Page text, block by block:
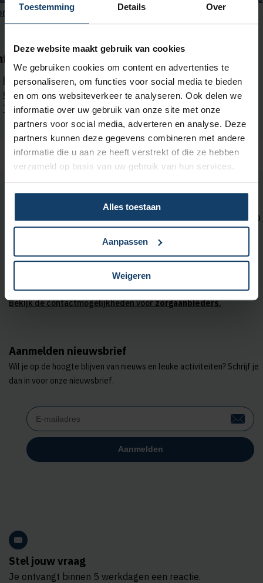
Toestemming Details Over
Deze website maakt gebruik van cookies
We gebruiken cookies om content en advertenties te
personaliseren, om functies voor social media te bieden
en om ons websiteverkeer te analyseren. Ook delen we
informatie over uw gebruik van onze site met onze
partners voor social media, adverteren en analyse. Deze
partners kunnen deze gegevens combineren met andere
informatie die u aan ze heeft verstrekt of die ze hebben
verzameld op basis van uw gebruik van hun services.
Alles toestaan
Aanpassen
Weigeren
vind je in onzetarievenlijsten 2025.
over 2024
Polisvoorwaarden 2024
Overzicht vergoedingen 2024
Tarievenlijsten voor 2024
Neem contact met ons op
Wij zijn bereikbaar op maandag t/m vrijdag tussen 08:00 en 18:00
uur.
MetKPN Teletolkkun je ons bereikenin gebarentaal, tekst of
Bekijk de contactmogelijkheden voorzorgaanbieders.
Aanmelden nieuwsbrief
Wil je op de hoogte blijven van nieuws en leuke activiteiten? Schrijf je
dan in voor onze nieuwsbrief.
Stel jouw vraag
Je ontvangt binnen 5 werkdagen een reactie.